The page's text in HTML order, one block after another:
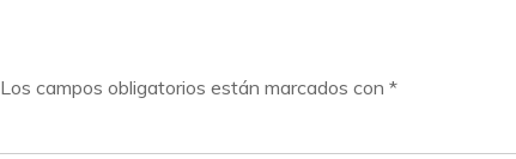
Los campos obligatorios están marcados con *